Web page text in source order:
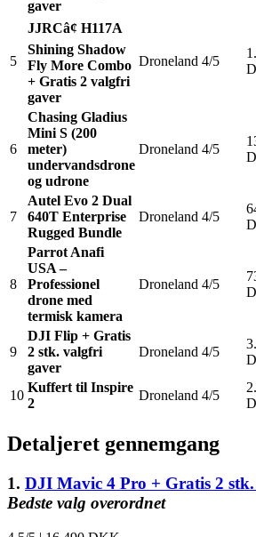
gaver
5
JJRCâ¢ H117A
Shining Shadow
Fly More Combo
+ Gratis 2 valgfri
gaver
Droneland 4/5
6
Chasing Gladius
Mini S (200
meter)
undervandsdrone
og udrone
Droneland 4/5
7
Autel Evo 2 Dual
640T Enterprise
Rugged Bundle
Droneland 4/5
8
Parrot Anafi
USA –
Professionel
drone med
termisk kamera
Droneland 4/5
9
DJI Flip + Gratis
2 stk. valgfri
gaver
Droneland 4/5
10
Kuffert til Inspire
2
Droneland 4/5
Detaljeret gennemgang
1. DJI Mavic 4 Pro + Gratis 2
Bedste valg overordnet